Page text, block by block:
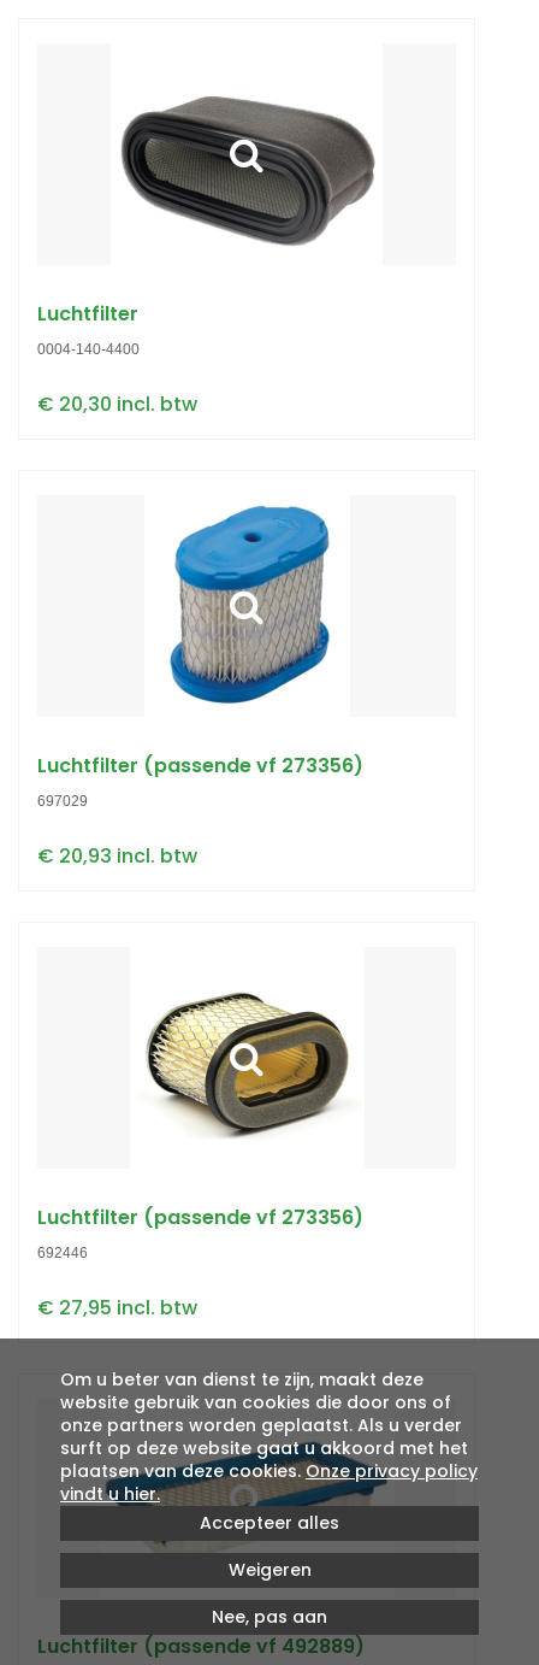
Luchtfilter
0004-140-4400
€ 20,30 incl. btw
Luchtfilter (passende vf 273356)
697029
€ 20,93 incl. btw
Luchtfilter (passende vf 273356)
692446
€ 27,95 incl. btw
Luchtfilter (passende vf 492889)
Om u beter van dienst te zijn, maakt deze
website gebruik van cookies die door ons of
onze partners worden geplaatst. Als u verder
surft op deze website gaat u akkoord met het
plaatsen van deze cookies. Onze privacy policy
vindt u hier.
Accepteer alles
Weigeren
Nee, pas aan